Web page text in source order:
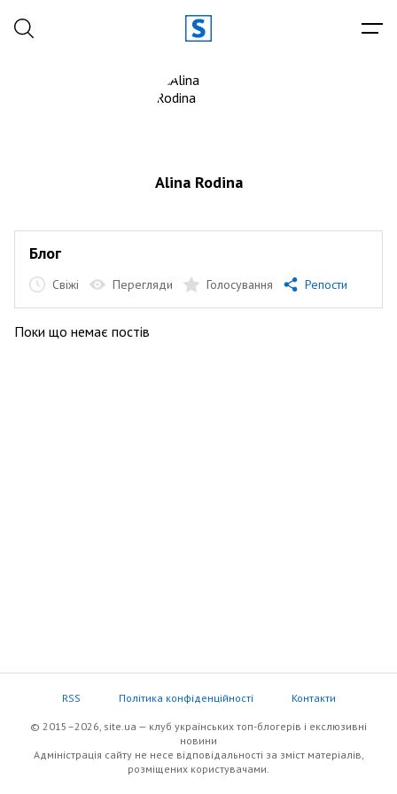
Alina Rodina
Блог
Свіжі Перегляди Голосування Репости
Поки що немає постів
RSS Політика конфіденційності Контакти
© 2015–2026, site.ua — клуб українських топ-блогерів i екслюзивнi
новини
Адміністрація сайту не несе відповідальності за зміст матеріалів,
розміщених користувачами.